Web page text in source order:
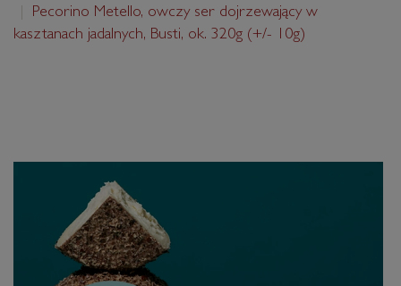
Pecorino Metello, owczy ser dojrzewający w
kasztanach jadalnych, Busti, ok. 320g (+/- 10g)